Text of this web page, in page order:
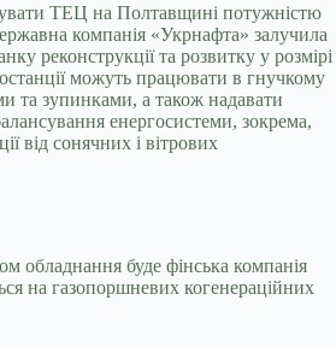
ТЕЦ на Полтавщині потужністю
компанія «Укрнафта» залучила
реконструкції та розвитку у розмірі
можуть працювати в гнучкому
та зупинками, а також надавати
енергосистеми, зокрема,
від сонячних і вітрових
обладнання буде фінська компанія
на газопоршневих когенераційних